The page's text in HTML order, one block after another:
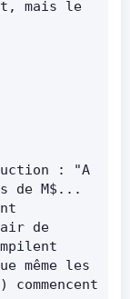
mais le
: "A
de M$...
de
même les